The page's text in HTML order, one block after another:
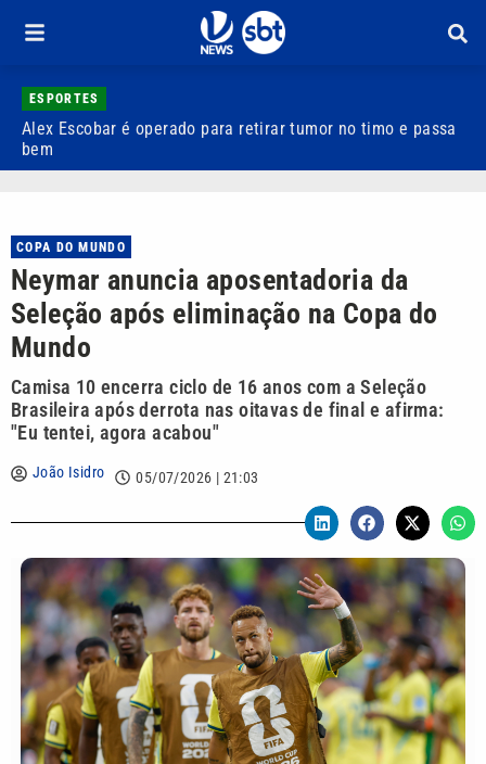
ESPORTES
Alex Escobar é operado para retirar tumor no timo e passa
bem
COPA DO MUNDO
Neymar anuncia aposentadoria da
Seleção após eliminação na Copa do
Mundo
Camisa 10 encerra ciclo de 16 anos com a Seleção
Brasileira após derrota nas oitavas de final e afirma:
"Eu tentei, agora acabou"
João Isidro 05/07/2026 | 21:03